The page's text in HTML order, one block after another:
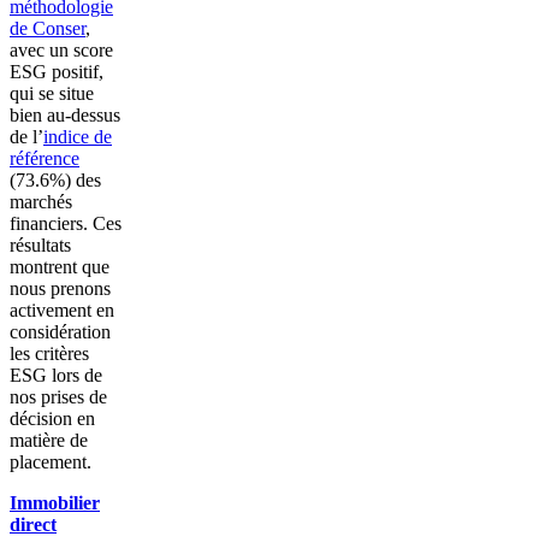
méthodologie
de Conser,
avec un score
ESG positif,
qui se situe
bien au-dessus
de l’indice de
référence
(73.6%) des
marchés
financiers. Ces
résultats
montrent que
nous prenons
activement en
considération
les critères
ESG lors de
nos prises de
décision en
matière de
placement.
Immobilier
direct